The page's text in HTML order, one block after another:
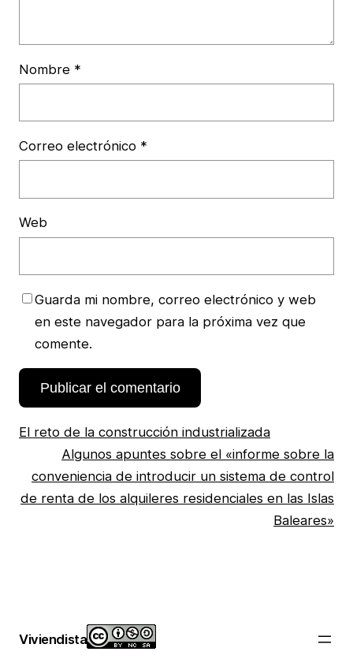
Nombre *
Correo electrónico *
Web
Guarda mi nombre, correo electrónico y web
en este navegador para la próxima vez que
comente.
El reto de la construcción industrializada
Algunos apuntes sobre el «informe sobre la
conveniencia de introducir un sistema de control
de renta de los alquileres residenciales en las Islas
Baleares»
Viviendista